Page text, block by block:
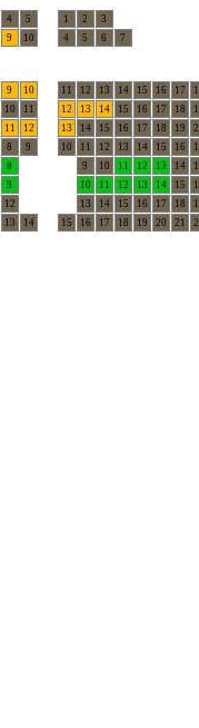
4 5 1 2
3
9 10 4 5 6 7
9 10 11 12 13 14 15 16 17
10 11 12 13 14 15 16 17 18
11 12 13 14 15 16 17 18 19
8 9 10 11 12 13 14 15 16
8 9 10 11 12 13 14
9 10 11 12 13 14 15
12 13 14 15 16 17 18
13 14 15 16 17 18 19 20 21